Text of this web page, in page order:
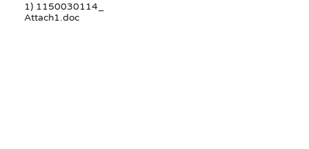
1) 1150030114_
Attach1.doc